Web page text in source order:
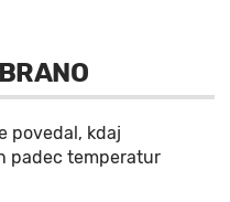
BRANO
povedal, kdaj
padec temperatur